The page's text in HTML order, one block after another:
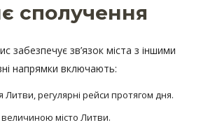
сполучення
забезпечує зв’язок міста з іншими
напрямки включають:
Литви, регулярні рейси протягом дня.
величиною місто Литви.